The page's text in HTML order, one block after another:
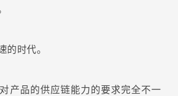
的时代。
产品的供应链能力的要求完全不一